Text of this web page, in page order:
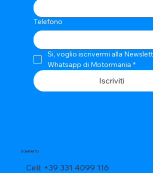
CONTATTI
Cell: +39 331 4099 116
Telefono
Si, voglio iscrivermi alla
Whatsapp di Motormania *
Iscriviti